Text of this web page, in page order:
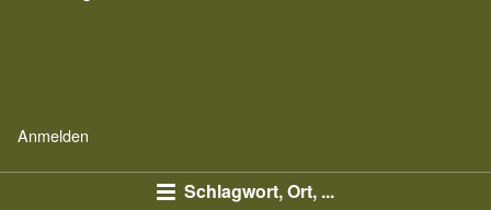
Schlagwort, Ort, ...
Anmelden